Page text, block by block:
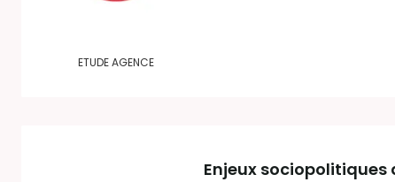
ETUDE AGENCE
Enjeux